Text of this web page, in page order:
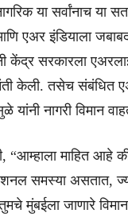
या सर्वांनाच या
एअर इंडियाला
केंद्र सरकारला
केली. तसेच संबंधित
यांनी नागरी विमान
“आम्हाला माहित
समस्या असतात,
जाणारे विमान